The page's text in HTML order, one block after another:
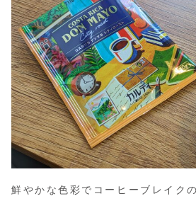
鮮やかな色彩でコーヒーブレイク